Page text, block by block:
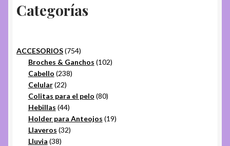
Categorías
ACCESORIOS 754754
productos
Broches & Ganchos 102102
Cabello 238238
Celular 2222
productos
Colitas para el pelo 8080
Hebillas 4444
productos
Holder para Anteojos 1919
Llaveros 3232
Lluvia 3838